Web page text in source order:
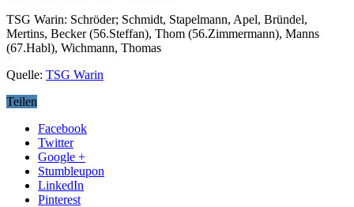
TSG Warin: Schröder; Schmidt, Stapelmann, Apel, Bründel,
Mertins, Becker (56.Steffan), Thom (56.Zimmermann), Manns
(67.Habl), Wichmann, Thomas
Quelle: TSG Warin
Teilen
Facebook
Twitter
Google +
Stumbleupon
LinkedIn
Pinterest